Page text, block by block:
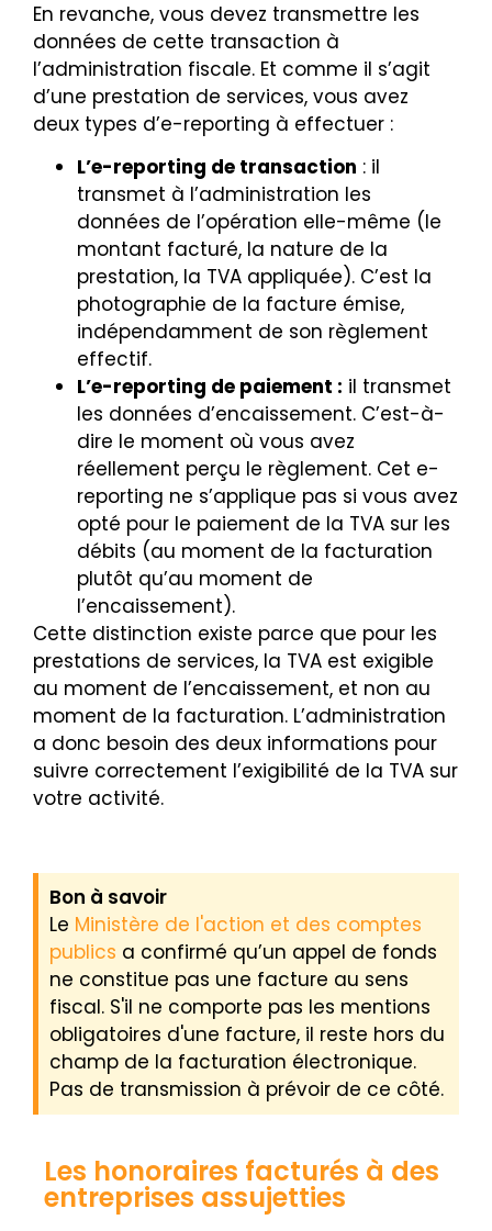
En revanche, vous devez transmettre les
données de cette transaction à
l’administration fiscale. Et comme il s’agit
d’une prestation de services, vous avez
deux types d’e-reporting à effectuer :
L’e-reporting de transaction : il
transmet à l’administration les
données de l’opération elle-même (le
montant facturé, la nature de la
prestation, la TVA appliquée). C’est la
photographie de la facture émise,
indépendamment de son règlement
effectif.
L’e-reporting de paiement : il transmet
les données d’encaissement. C’est-à-
dire le moment où vous avez
réellement perçu le règlement. Cet e-
reporting ne s’applique pas si vous avez
opté pour le paiement de la TVA sur les
débits (au moment de la facturation
plutôt qu’au moment de
l’encaissement).
Cette distinction existe parce que pour les
prestations de services, la TVA est exigible
au moment de l’encaissement, et non au
moment de la facturation. L’administration
a donc besoin des deux informations pour
suivre correctement l’exigibilité de la TVA sur
votre activité.
Bon à savoir
Le Ministère de l'action et des comptes
publics a confirmé qu’un appel de fonds
ne constitue pas une facture au sens
fiscal. S'il ne comporte pas les mentions
obligatoires d'une facture, il reste hors du
champ de la facturation électronique.
Pas de transmission à prévoir de ce côté.
Les honoraires facturés à des
entreprises assujetties